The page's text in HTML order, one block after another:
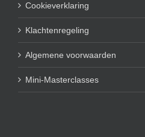
Cookieverklaring
Klachtenregeling
Algemene voorwaarden
Mini-Masterclasses